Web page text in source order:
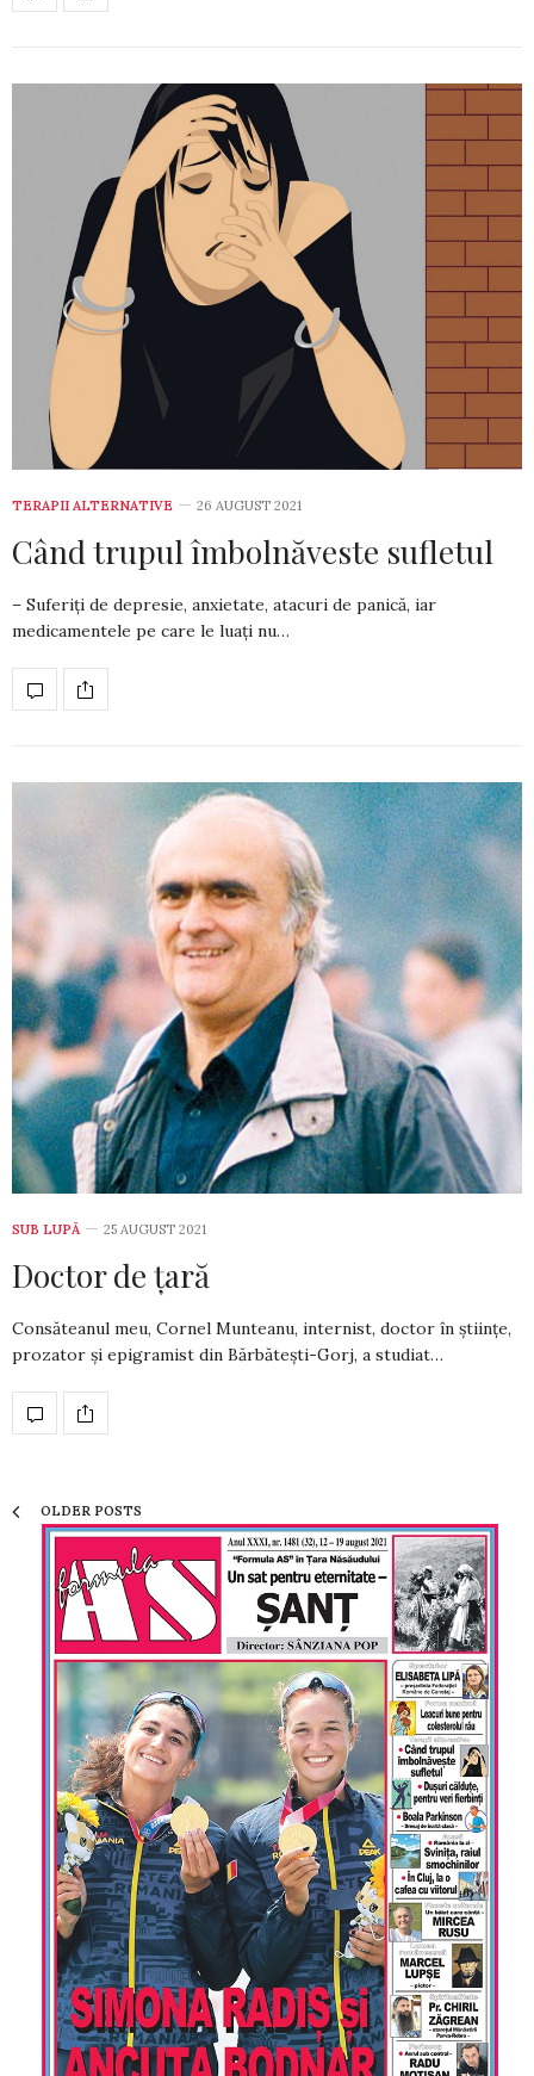
TERAPII ALTERNATIVE 26 AUGUST 2021
Când trupul îmbolnăveste sufletul
– Suferiți de depresie, anxietate, atacuri de panică, iar
medicamentele pe care le luați nu…
SUB LUPĂ 25 AUGUST 2021
Doctor de țară
Consăteanul meu, Cornel Munteanu, internist, doc­tor în științe,
prozator și epigramist din Bărbă­tești-Gorj, a studiat…
OLDER POSTS